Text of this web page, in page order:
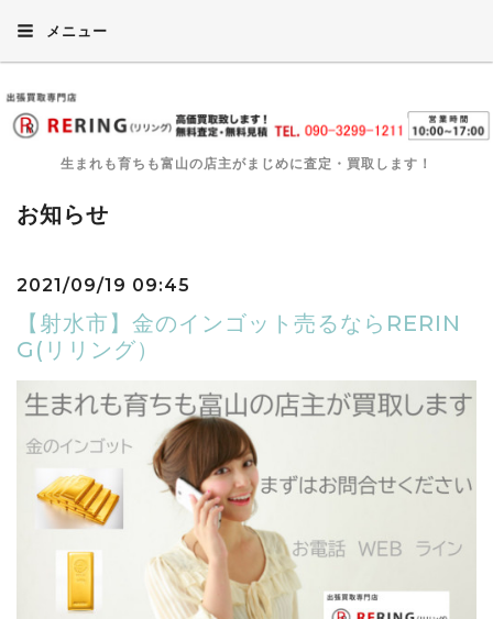
メニュー
生まれも育ちも富山の店主がまじめに査定・買取します！
お知らせ
2021/09/19 09:45
【射水市】金のインゴット売るならRERIN
G(リリング）